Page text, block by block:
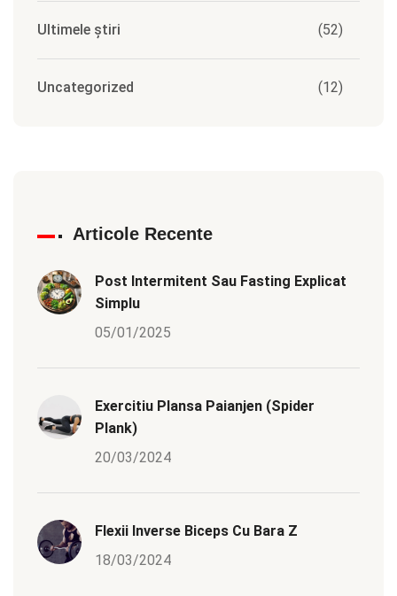
Ultimele știri (52)
Uncategorized (12)
Articole Recente
Post Intermitent Sau Fasting Explicat
Simplu
05/01/2025
Exercitiu Plansa Paianjen (Spider
Plank)
20/03/2024
Flexii Inverse Biceps Cu Bara Z
18/03/2024